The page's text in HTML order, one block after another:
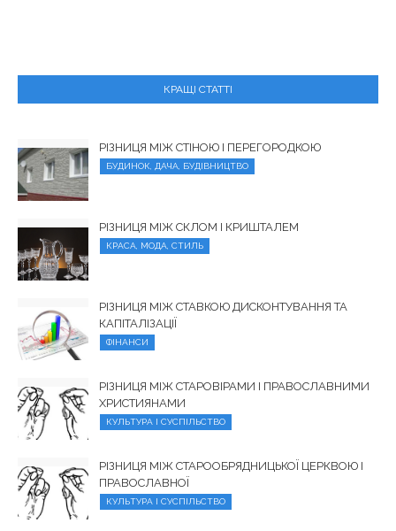
КРАЩІ СТАТТІ
РІЗНИЦЯ МІЖ СТІНОЮ І ПЕРЕГОРОДКОЮ
БУДИНОК, ДАЧА, БУДІВНИЦТВО
РІЗНИЦЯ МІЖ СКЛОМ І КРИШТАЛЕМ
КРАСА, МОДА, СТИЛЬ
РІЗНИЦЯ МІЖ СТАВКОЮ ДИСКОНТУВАННЯ ТА
КАПІТАЛІЗАЦІЇ
ФІНАНСИ
РІЗНИЦЯ МІЖ СТАРОВІРАМИ І ПРАВОСЛАВНИМИ
ХРИСТИЯНАМИ
КУЛЬТУРА І СУСПІЛЬСТВО
РІЗНИЦЯ МІЖ СТАРООБРЯДНИЦЬКОЇ ЦЕРКВОЮ І
ПРАВОСЛАВНОЇ
КУЛЬТУРА І СУСПІЛЬСТВО